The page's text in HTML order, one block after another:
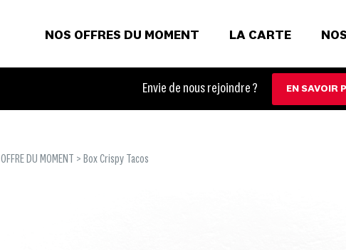
NOS OFFRES DU MOMENT LA CARTE
Envie de nous rejoindre ? EN SAVOIR
OFFRE DU MOMENT > Box Crispy Tacos